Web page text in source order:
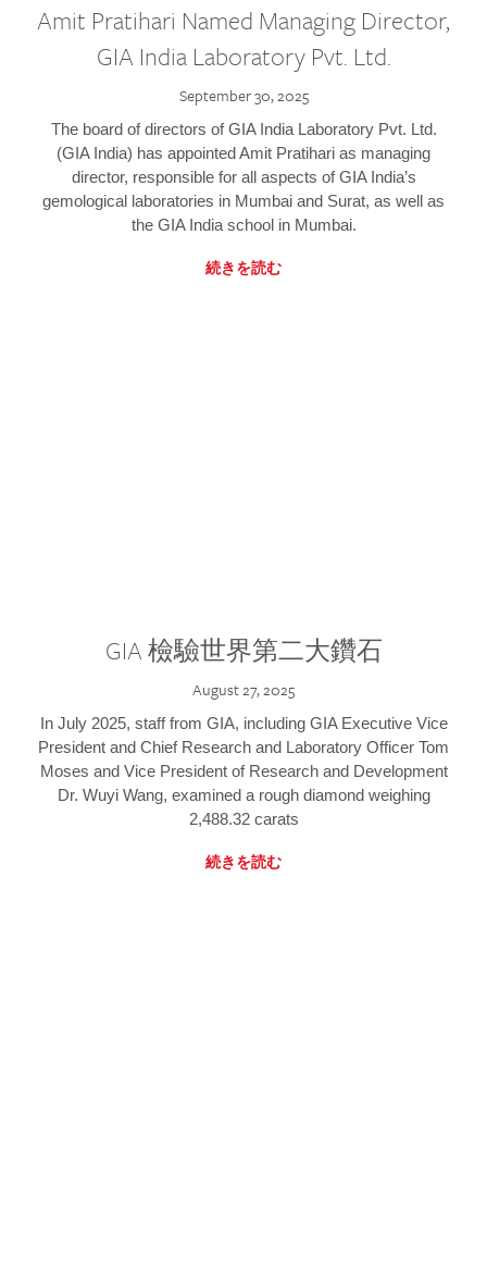
Amit Pratihari Named Managing Director,
GIA India Laboratory Pvt. Ltd.
September 30, 2025
The board of directors of GIA India Laboratory Pvt. Ltd.
(GIA India) has appointed Amit Pratihari as managing
director, responsible for all aspects of GIA India’s
gemological laboratories in Mumbai and Surat, as well as
the GIA India school in Mumbai.
続きを読む
GIA 檢驗世界第二大鑽石
August 27, 2025
In July 2025, staff from GIA, including GIA Executive Vice
President and Chief Research and Laboratory Officer Tom
Moses and Vice President of Research and Development
Dr. Wuyi Wang, examined a rough diamond weighing
2,488.32 carats
続きを読む